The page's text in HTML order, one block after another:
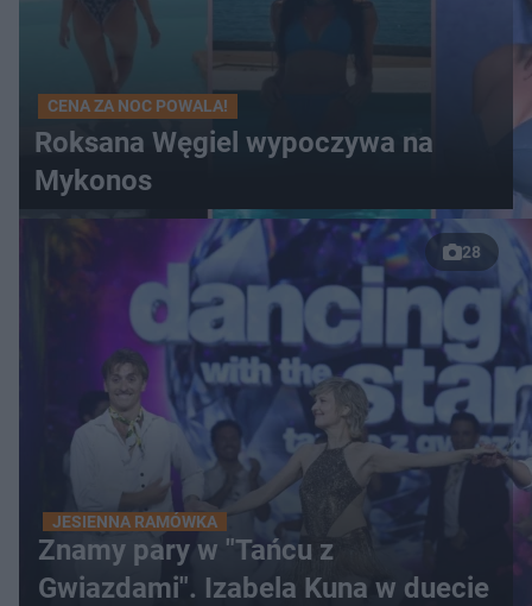
CENA ZA NOC POWALA!
Roksana Węgiel wypoczywa na
Mykonos
28
JESIENNA RAMÓWKA
Znamy pary w "Tańcu z
Gwiazdami". Izabela Kuna w duecie